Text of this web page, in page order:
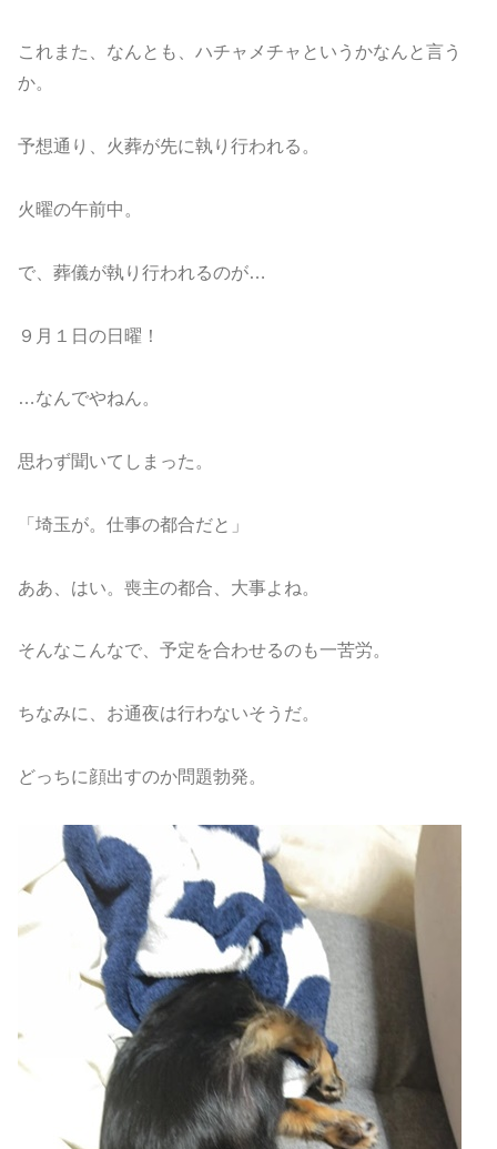
これまた、なんとも、ハチャメチャというかなんと言う
か。
予想通り、火葬が先に執り行われる。
火曜の午前中。
で、葬儀が執り行われるのが…
９月１日の日曜！
…なんでやねん。
思わず聞いてしまった。
「埼玉が。仕事の都合だと」
ああ、はい。喪主の都合、大事よね。
そんなこんなで、予定を合わせるのも一苦労。
ちなみに、お通夜は行わないそうだ。
どっちに顔出すのか問題勃発。